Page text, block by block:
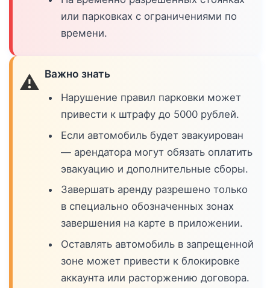
или парковках с ограничениями по
времени.
⚠️ Важно знать
Нарушение правил парковки может
привести к штрафу до 5000 рублей.
Если автомобиль будет эвакуирован
— арендатора могут обязать оплатить
эвакуацию и дополнительные сборы.
Завершать аренду разрешено только
в специально обозначенных зонах
завершения на карте в приложении.
Оставлять автомобиль в запрещенной
зоне может привести к блокировке
аккаунта или расторжению договора.